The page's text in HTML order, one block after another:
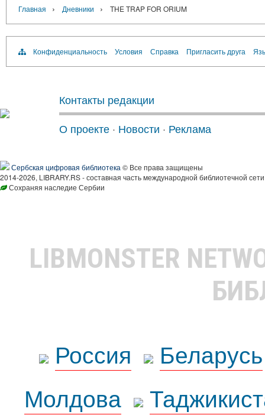
Главная › Дневники › THE TRAP FOR ORIUM
Конфиденциальность Условия Справка Пригласить друга
Контакты редакции
О проекте · Новости · Реклама
Сербская цифровая библиотека © Все права защищены
2014-2026, LIBRARY.RS - составная часть международной библиотечной
Сохраняя наследие Сербии
LIBMONSTER
Россия
Беларусь
Молдова